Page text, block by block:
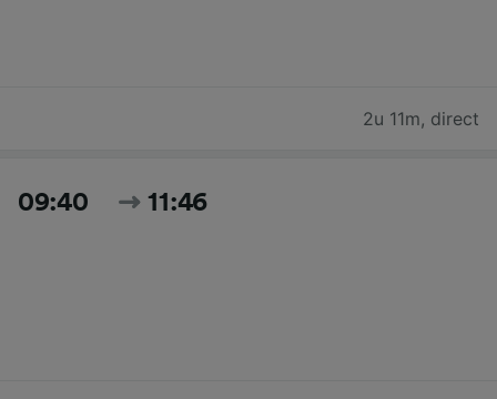
2u 11m, direct
09:40 11:46